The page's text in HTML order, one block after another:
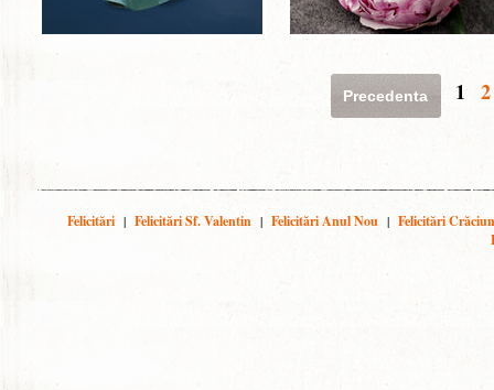
Precedenta 1 2
Felicitări | Felicitări Sf. Valentin | Felicitări Anul Nou | Felicitări